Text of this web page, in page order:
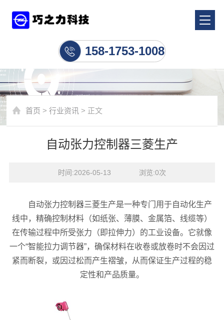
158-1753-1008
首页 >行业资讯 > 正文
自动张力控制器三菱生产
时间:2026-05-13    浏览:0次
自动张力控制器三菱生产是一种专门用于自动化生产
线中，精确控制材料（如纸张、薄膜、金属箔、线缆等）
在传输过程中所受张力（即拉伸力）的工业设备。它就像
一个“智能拉力调节器”，确保材料在收卷或放卷时不会因过
紧而断裂，或因过松而产生褶皱，从而保证生产过程的稳
定性和产品质量。